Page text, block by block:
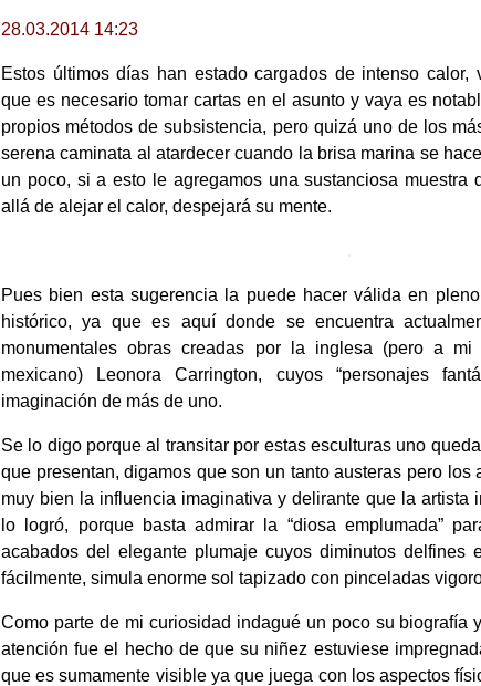
28.03.2014 14:23
Estos últimos días han estado cargados de intenso calor,
que es necesario tomar cartas en el asunto y vaya es
propios métodos de subsistencia, pero quizá uno de los
serena caminata al atardecer cuando la brisa marina se
un poco, si a esto le agregamos una sustanciosa muestra
allá de alejar el calor, despejará su mente.
Pues bien esta sugerencia la puede hacer válida en
histórico, ya que es aquí donde se encuentra
monumentales obras creadas por la inglesa (pero a
mexicano) Leonora Carrington, cuyos “personajes
imaginación de más de uno.
Se lo digo porque al transitar por estas esculturas uno
que presentan, digamos que son un tanto austeras pero los
muy bien la influencia imaginativa y delirante que la artista
lo logró, porque basta admirar la “diosa emplumada”
acabados del elegante plumaje cuyos diminutos delfines
fácilmente, simula enorme sol tapizado con pinceladas
Como parte de mi curiosidad indagué un poco su biografía
atención fue el hecho de que su niñez estuviese
que es sumamente visible ya que juega con los aspectos